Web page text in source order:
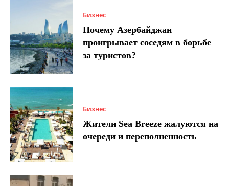
Бизнес
Почему Азербайджан
проигрывает соседям в борьбе
за туристов?
Бизнес
Жители Sea Breeze жалуются на
очереди и переполненность